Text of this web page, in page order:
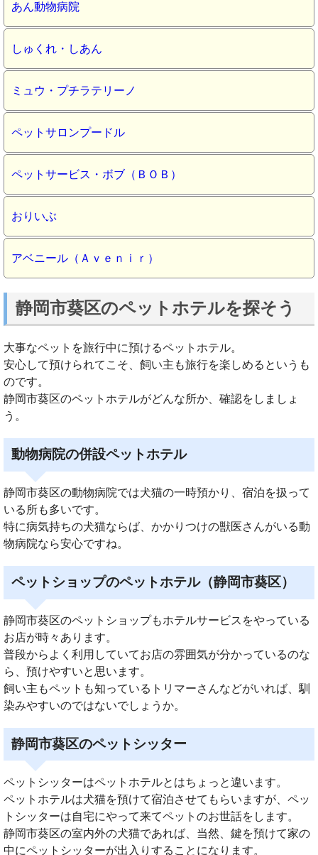
あん動物病院
しゅくれ・しあん
ミュウ・プチラテリーノ
ペットサロンプードル
ペットサービス・ボブ（ＢＯＢ）
おりいぶ
アベニール（Ａｖｅｎｉｒ）
静岡市葵区のペットホテルを探そう
大事なペットを旅行中に預けるペットホテル。
安心して預けられてこそ、飼い主も旅行を楽しめるというも
のです。
静岡市葵区のペットホテルがどんな所か、確認をしましょ
う。
動物病院の併設ペットホテル
静岡市葵区の動物病院では犬猫の一時預かり、宿泊を扱って
いる所も多いです。
特に病気持ちの犬猫ならば、かかりつけの獣医さんがいる動
物病院なら安心ですね。
ペットショップのペットホテル（静岡市葵区）
静岡市葵区のペットショップもホテルサービスをやっている
お店が時々あります。
普段からよく利用していてお店の雰囲気が分かっているのな
ら、預けやすいと思います。
飼い主もペットも知っているトリマーさんなどがいれば、馴
染みやすいのではないでしょうか。
静岡市葵区のペットシッター
ペットシッターはペットホテルとはちょっと違います。
ペットホテルは犬猫を預けて宿泊させてもらいますが、ペッ
トシッターは自宅にやって来てペットのお世話をします。
静岡市葵区の室内外の犬猫であれば、当然、鍵を預けて家の
中にペットシッターが出入りすることになります。